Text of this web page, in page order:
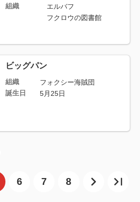
組織
エルバフ
フクロウの図書館
ビッグパン
組織
フォクシー海賊団
誕生日
5月25日
6 7 8